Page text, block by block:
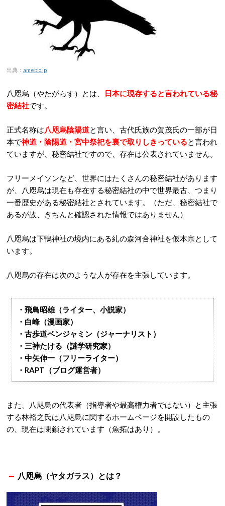
出典： ameblo.jp
八咫烏（やたがらす）とは、
日本に現存すると言われている秘
密結社です。
正式名称は八咫烏陰陽道と言い、古代氏族の賀茂氏の一部が日
本で神道・陰陽道・宮中祭祀を裏で取りしきっていると言われ
ていますが、秘密結社ですので、存在は公表されていません。
フリーメイソンなど、世界にはたくさんの秘密結社があります
が、八咫烏は現在も存在する秘密結社の中で世界最古、つまり
一番歴史がある秘密結社とされています。（ただ、秘密結社で
あるが故、きちんと確認された情報ではありません）
八咫烏は下鴨神社の境内にある糺の森河合神社を仮本宗として
います。
八咫烏の存在は次のような人が存在を主張しています。
・飛鳥昭雄（ライター、小説家）
・白峰（漫画家）
・古歩道ベンジャミン（ジャーナリスト）
・三神たける（謎学研究家）
・中矢伸一（フリーライター）
・RAPT（ブログ運営者）
また、八咫烏の代表者（指導者や最高権力者ではない）と主張
する林裕之氏は八咫烏に関するホームページを開設したもの
の、現在は閉鎖されています（魚拓はあり）。
八咫烏（ヤタガラス）とは？